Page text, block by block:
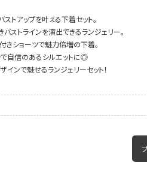
トアップを叶える下着セット。
ストラインを演出できるランジェリー。
きショーツで魅力倍増の下着。
自信のあるシルエットに◎
ンで魅せるランジェリーセット！